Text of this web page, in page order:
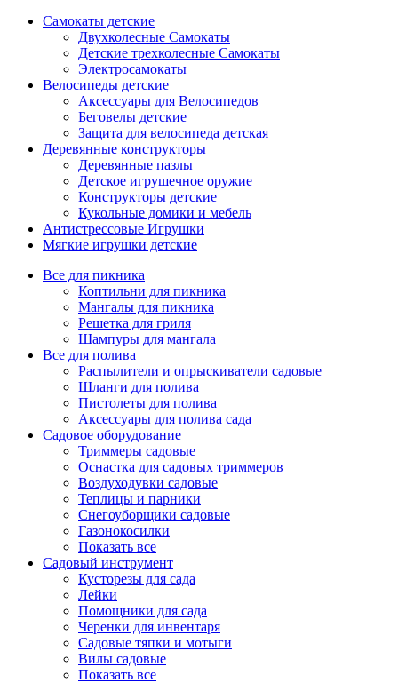
Самокаты детские
Двухколесные Cамокаты
Детские трехколесные Самокаты
Электросамокаты
Велосипеды детские
Аксессуары для Велосипедов
Беговелы детские
Защита для велосипеда детская
Деревянные конструкторы
Деревянные пазлы
Детское игрушечное оружие
Конструкторы детские
Кукольные домики и мебель
Антистрессовые Игрушки
Мягкие игрушки детские
Все для пикника
Коптильни для пикника
Мангалы для пикника
Решетка для гриля
Шампуры для мангала
Все для полива
Распылители и опрыскиватели садовые
Шланги для полива
Пистолеты для полива
Аксессуары для полива сада
Садовое оборудование
Триммеры садовые
Оснастка для садовых триммеров
Воздуходувки садовые
Теплицы и парники
Снегоуборщики садовые
Газонокосилки
Показать все
Садовый инструмент
Кусторезы для сада
Лейки
Помощники для сада
Черенки для инвентаря
Садовые тяпки и мотыги
Вилы садовые
Показать все